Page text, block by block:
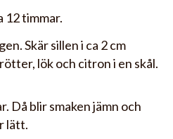
12 timmar.
Skär sillen i ca 2 cm
lök och citron i en skål.
Då blir smaken jämn och
lätt.